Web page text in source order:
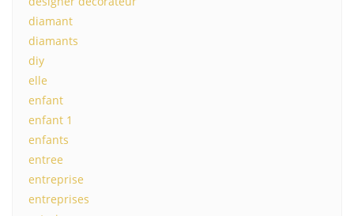
diamant
diamants
diy
elle
enfant
enfant 1
enfants
entree
entreprise
entreprises